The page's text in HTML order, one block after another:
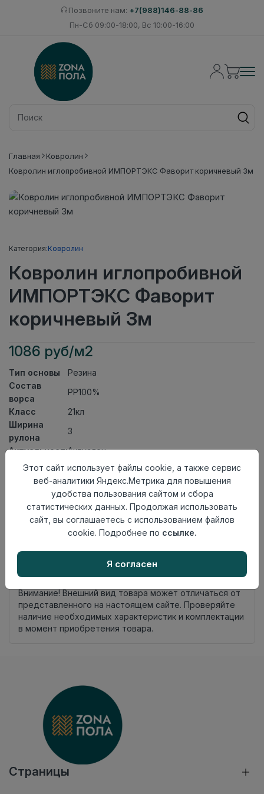
Позвоните нам: +7(988)146-88-86
Пн-Сб 09:00-18:00, Вс 10:00-16:00
Главная
Ковролин
Ковролин иглопробивной ИМПОРТЭКС Фаворит коричневый 3м
Категория:Ковролин
Ковролин иглопробивной
ИМПОРТЭКС Фаворит
коричневый 3м
1086 руб/м2
Тип основы
Резина
Состав
ворса
PP100%
Класс
21кл
Ширина
рулона
3
АктуальностьАктуален
Вид
ковролина
Ковролин иглопробивной
Китай
Осталось30.0 пог. м
Внимание! Внешний вид товара может отличаться от
представленного на настоящем сайте. Проверяйте
наличие необходимых характеристик и комплектации
в момент приобретения товара.
Страницы
Этот сайт использует файлы cookie, а также сервис
веб-аналитики Яндекс.Метрика для повышения
удобства пользования сайтом и сбора
статистических данных. Продолжая использовать
сайт, вы соглашаетесь с использованием файлов
cookie. Подробнее по ссылке.
Я согласен